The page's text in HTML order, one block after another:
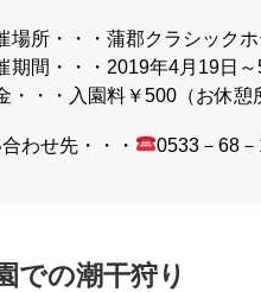
場所・・・蒲郡クラシック
期間・・・2019年4月19日～
・・・入園料￥500（お休
合わせ先・・・ 0533－68－
での潮干狩り